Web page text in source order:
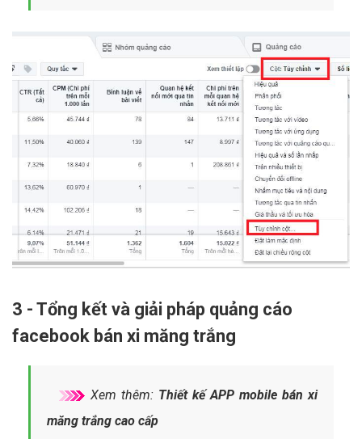
3 - Tổng kết và giải pháp quảng cáo
facebook bán xi măng trắng
Xem thêm: Thiết kế APP mobile bán xi
măng trắng cao cấp